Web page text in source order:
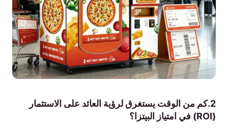
2.كم من الوقت يستغرق لرؤية العائد على الاستثمار
(ROI) في امتياز البيتزا؟